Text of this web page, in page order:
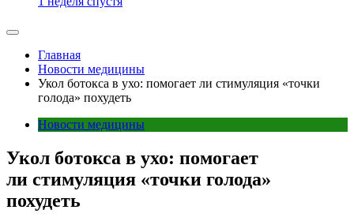
Главная
Новости медицины
Укол ботокса в ухо: помогает ли стимуляция «точки
голода» похудеть
Новости медицины
Укол ботокса в ухо: помогает
ли стимуляция «точки голода»
похудеть